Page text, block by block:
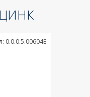
0.0.0.5.00604E